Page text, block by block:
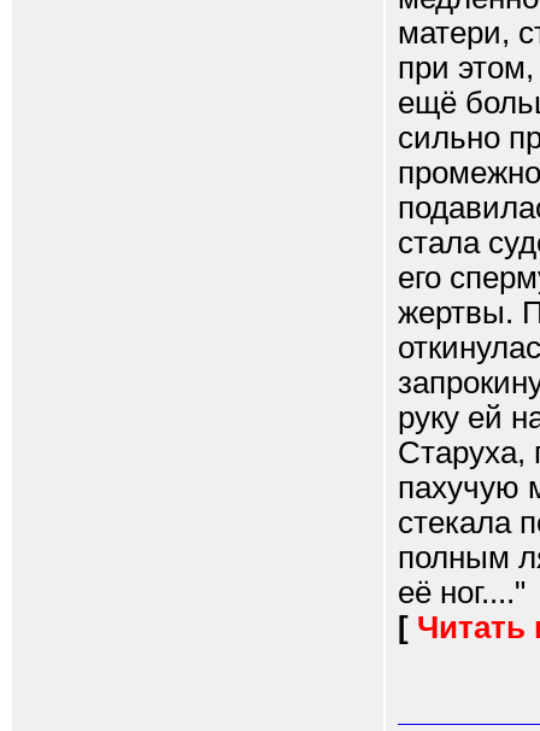
матери,
при
ещё
сильно
стала
его
жертвы.
руку ей
Старуха,
пахучую
стекала
полным
её ног...."
[ Читать